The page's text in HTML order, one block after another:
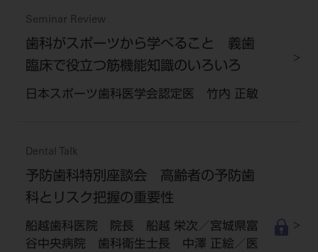
Seminar Review
歯科がスポーツから学べること 義歯
臨床で役立つ筋機能知識のいろいろ
日本スポーツ歯科医学会認定医 竹内 正敏
Dental Talk
予防歯科特別座談会 高齢者の予防歯
科とリスク把握の重要性
船越歯科医院 院長 船越 栄次／宮城県富
谷中央病院 歯科衛生士長 中澤 正絵／医